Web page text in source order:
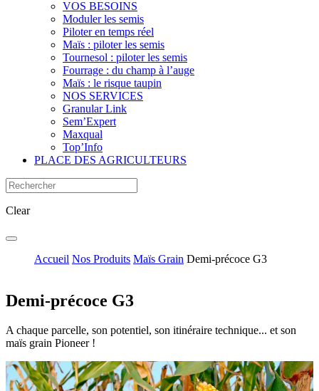
VOS BESOINS
Moduler les semis
Piloter en temps réel
Maïs : piloter les semis
Tournesol : piloter les semis
Fourrage : du champ à l’auge
Maïs : le risque taupin
NOS SERVICES
Granular Link
Sem’Expert
Maxqual
Top’Info
PLACE DES AGRICULTEURS
Clear
Accueil Nos Produits Maïs Grain Demi-précoce G3
Demi-précoce G3
A chaque parcelle, son potentiel, son itinéraire technique... et son
maïs grain Pioneer !